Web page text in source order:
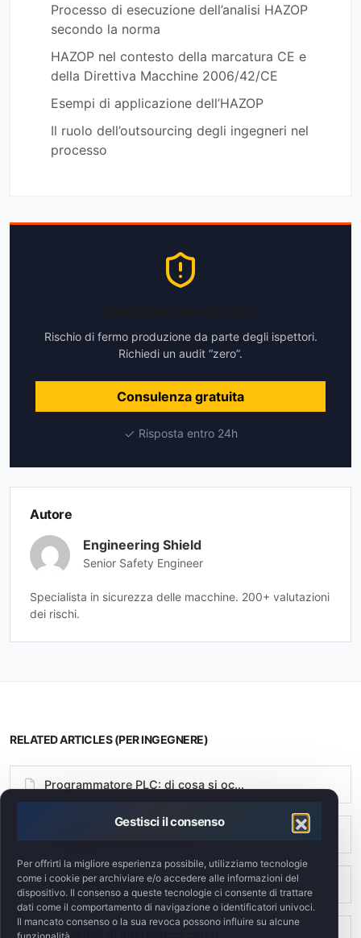
Gestisci il consenso
Per offrirti la migliore esperienza possibile, utilizziamo tecnologie
come i cookie per archiviare e/o accedere alle informazioni del
dispositivo. Il consenso a queste tecnologie ci consente di trattare
dati come il comportamento di navigazione o identificatori univoci.
Il mancato consenso o la sua revoca possono influire su alcune
Processo di esecuzione dell’analisi HAZOP
secondo la norma
HAZOP nel contesto della marcatura CE e
della Direttiva Macchine 2006/42/CE
Esempi di applicazione dell’HAZOP
Il ruolo dell’outsourcing degli ingegneri nel
processo
Rischio di fermo produzione da parte degli ispettori.
Richiedi un audit “zero”.
Consulenza gratuita
Risposta entro 24h
Autore
Engineering Shield
Senior Safety Engineer
Specialista in sicurezza delle macchine. 200+ valutazioni
dei rischi.
RELATED ARTICLES (PER INGEGNERE)
Programmatore PLC: di cosa si oc...
UNI EN IEC 62443 – i 10 principi...
Dispositivi di interblocco con b...